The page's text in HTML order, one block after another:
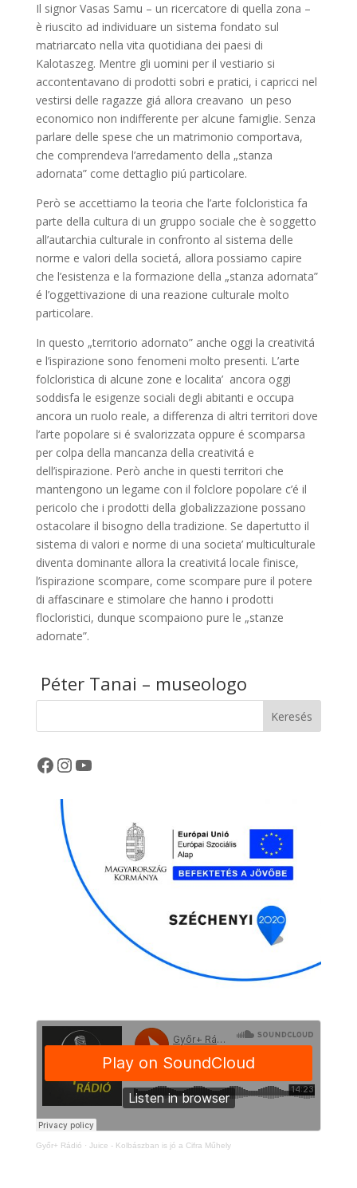
Il signor Vasas Samu – un ricercatore di quella zona –
è riuscito ad individuare un sistema fondato sul
matriarcato nella vita quotidiana dei paesi di
Kalotaszeg. Mentre gli uomini per il vestiario si
accontentavano di prodotti sobri e pratici, i capricci nel
vestirsi delle ragazze giá allora creavano un peso
economico non indifferente per alcune famiglie. Senza
parlare delle spese che un matrimonio comportava,
che comprendeva l’arredamento della „stanza
adornata” come dettaglio piú particolare.
Però se accettiamo la teoria che l’arte folcloristica fa
parte della cultura di un gruppo sociale che è soggetto
all’autarchia culturale in confronto al sistema delle
norme e valori della societá, allora possiamo capire
che l’esistenza e la formazione della „stanza adornata”
é l’oggettivazione di una reazione culturale molto
particolare.
In questo „territorio adornato” anche oggi la creativitá
e l’ispirazione sono fenomeni molto presenti. L’arte
folcloristica di alcune zone e localita’ ancora oggi
soddisfa le esigenze sociali degli abitanti e occupa
ancora un ruolo reale, a differenza di altri territori dove
l’arte popolare si é svalorizzata oppure é scomparsa
per colpa della mancanza della creativitá e
dell’ispirazione. Però anche in questi territori che
mantengono un legame con il folclore popolare c’é il
pericolo che i prodotti della globalizzazione possano
ostacolare il bisogno della tradizione. Se dapertutto il
sistema di valori e norme di una societa’ multiculturale
diventa dominante allora la creativitá locale finisce,
l’ispirazione scompare, come scompare pure il potere
di affascinare e stimolare che hanno i prodotti
flocloristici, dunque scompaiono pure le „stanze
adornate”.
Péter Tanai – museologo
Keresés
Facebook
Instagram
YouTube
Győr+ Rádió · Juice - Kolbászban is jó a Cifra Műhely